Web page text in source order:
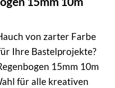
von zarter Farbe
Ihre Bastelprojekte?
15mm 10m
für alle kreativen